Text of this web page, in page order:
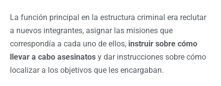
La función principal en la estructura criminal era reclutar
a nuevos integrantes, asignar las misiones que
correspondía a cada uno de ellos, instruir sobre cómo
llevar a cabo asesinatos y dar instrucciones sobre cómo
localizar a los objetivos que les encargaban.